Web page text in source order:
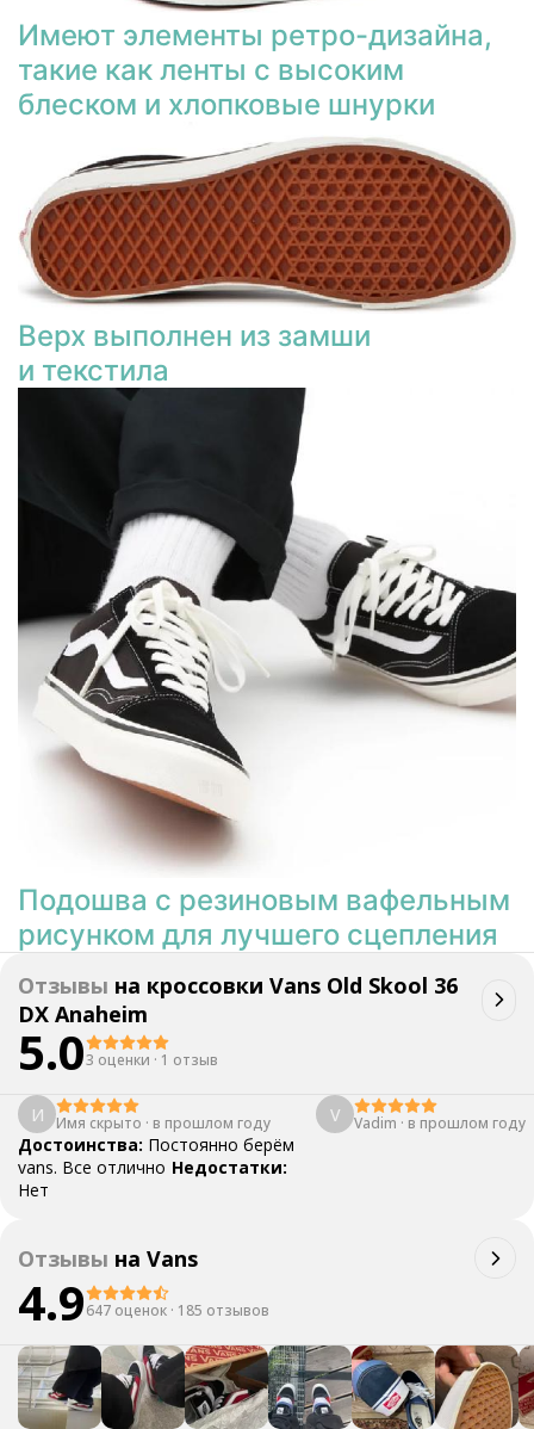
Имеют элементы ретро-дизайна,
такие как ленты с высоким
блеском и хлопковые шнурки
Верх выполнен из замши
и текстила
Подошва с резиновым вафельным
рисунком для лучшего сцепления
Отзывы на кроссовки Vans Old Skool 36
DX Anaheim
5.03 оценки · 1 отзыв
И Имя скрыто · в прошлом году
Достоинства: Постоянно берём
vans. Все отлично Недостатки:
Нет
V Vadim · в прошлом году
Отзывы на Vans
4.9647 оценок · 185 отзывов